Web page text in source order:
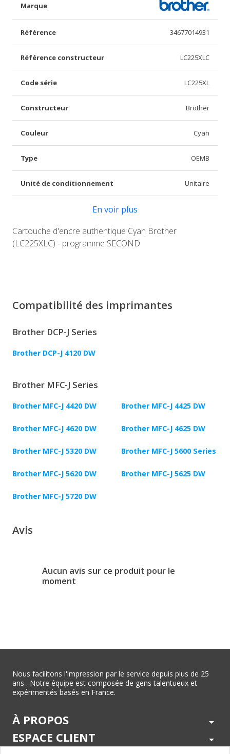
Marque
Référence 34677014931
Référence constructeur LC225XLC
Code série LC225XL
Constructeur Brother
Couleur Cyan
Type OEMB
Unité de conditionnement Unitaire
En voir plus
Cartouche d'encre authentique Cyan Brother
(LC225XLC) - programme SECOND
Compatibilité des imprimantes
Brother DCP-J Series
Brother DCP-J 4120 DW
Brother MFC-J Series
Brother MFC-J 4420 DW Brother MFC-J 4425 DW
Brother MFC-J 4620 DW Brother MFC-J 4625 DW
Brother MFC-J 5320 DW Brother MFC-J 5600 Series
Brother MFC-J 5620 DW Brother MFC-J 5625 DW
Brother MFC-J 5720 DW
Avis
Aucun avis sur ce produit pour le
moment
Nous facilitons l'impression par le service depuis plus de 25
ans . Notre équipe est composée de gens talentueux et
expérimentés basés en France.
À PROPOS arrow_drop_down
ESPACE CLIENT arrow_drop_down